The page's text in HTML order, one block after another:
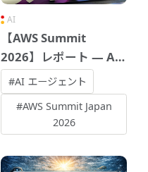
AI
【AWS Summit
2026】レポート ― AI
エージェント時代のこ
れから
#AI エージェント
#AWS Summit Japan
2026